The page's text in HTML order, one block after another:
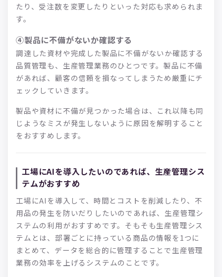
たり、受注数を変更したりといった対応も求められま
す。
④製品に不備がないか確認する
調達した資材や完成した製品に不備がないか確認する
品質管理も、生産管理業務のひとつです。製品に不備
があれば、顧客の信頼を損なってしまうため厳重にチ
ェックしていきます。
製品や資材に不備が見つかった場合は、これ以降も同
じようなミスが発生しないように原因を解明すること
をおすすめします。
工場にAIを導入したいのであれば、生産管理シス
テムがおすすめ
工場にAIを導入して、時間とコストを削減したり、不
用品の発生を防いだりしたいのであれば、生産管理シ
ステムの利用がおすすめです。そもそも生産管理シス
テムとは、部署ごとに持っている商品の情報を1つに
まとめて、データを総合的に管理することで生産管理
業務の効率を上げるシステムのことです。